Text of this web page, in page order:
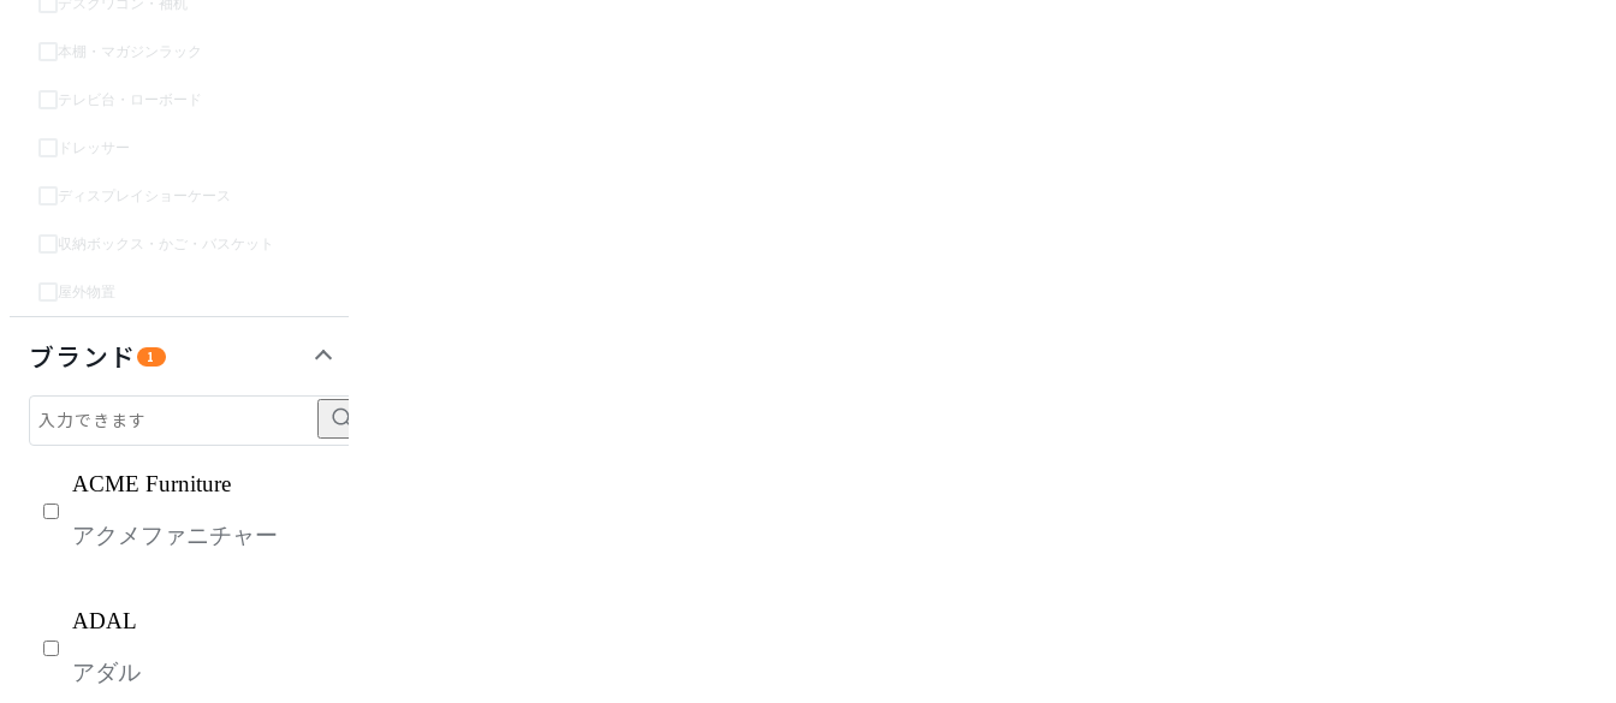
本棚・マガジンラック
テレビ台・ローボード
ドレッサー
ディスプレイショーケース
収納ボックス・かご・バスケット
屋外物置
ブランド 1
ACME Furniture
アクメファニチャー
ADAL
アダル